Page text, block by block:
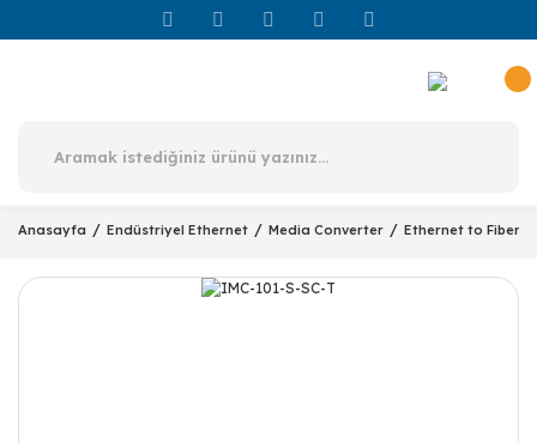
Anasayfa Endüstriyel Ethernet Media Converter Ethernet to Fiber